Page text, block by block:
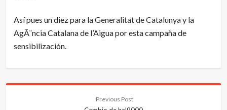
Así pues un diez para laGeneralitat de Catalunyay la
AgÃ¨ncia Catalana de l’Aigua por esta campaña de
sensibilización.
Previous Post